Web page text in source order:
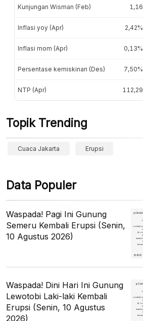
Kunjungan Wisman (Feb) 1,16
Inflasi yoy (Apr) 2,42%
Inflasi mom (Apr) 0,13%
Persentase kemiskinan (Des) 7,50%
NTP (Apr) 112,29
Topik Trending
Cuaca Jakarta Erupsi
Data Populer
Waspada! Pagi Ini Gunung
Semeru Kembali Erupsi (Senin,
10 Agustus 2026)
Waspada! Dini Hari Ini Gunung
Lewotobi Laki-laki Kembali
Erupsi (Senin, 10 Agustus
2026)